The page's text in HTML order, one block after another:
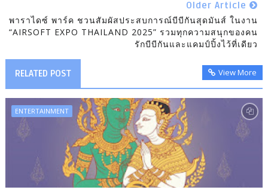
Older Article
พาราไดซ์ พาร์ค ชวนสัมผัสประสบการณ์บีบีกันสุดมันส์ ในงาน
“AIRSOFT EXPO THAILAND 2025” รวมทุกความสนุกของคน
รักบีบีกันและแคมป์ปิ้งไว้ที่เดียว
RELATED POST View More
ENTERTAINMENT